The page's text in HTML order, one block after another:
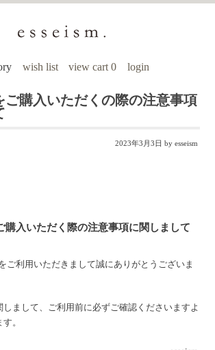
wish list view cart 0 login
ご購入いただくの際の注意事項
2023年3月3日 by esseism
購入いただく際の注意事項に関しまして
ご利用いただきまして誠にありがとうございま
まして、ご利用前に必ずご確認くださいますよ
。